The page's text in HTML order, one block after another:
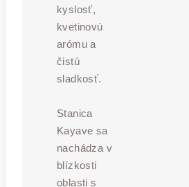
kyslosť,
kvetinovú
arómu a
čistú
sladkosť.
Stanica
Kayave sa
nachádza v
blízkosti
oblasti s